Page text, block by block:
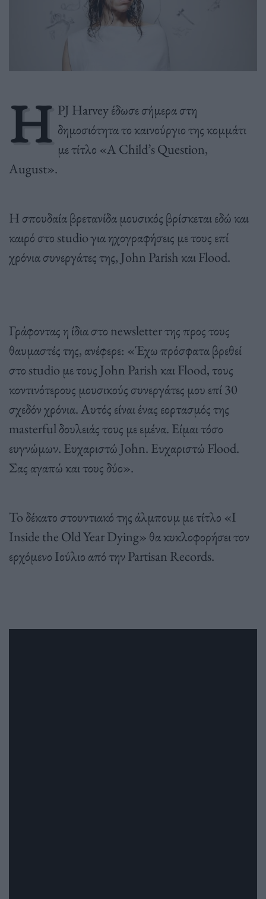
Η PJ Harvey έδωσε σήμερα στη
δημοσιότητα το καινούργιο της κομμάτι
με τίτλο «A Child’s Question,
August».
H σπουδαία βρετανίδα μουσικός βρίσκεται εδώ και
καιρό στο studio για ηχογραφήσεις με τους επί
χρόνια συνεργάτες της, John Parish και Flood.
Γράφοντας η ίδια στο newsletter της προς τους
θαυμαστές της, ανέφερε: «Έχω πρόσφατα βρεθεί
στο studio με τους John Parish και Flood, τους
κοντινότερους μουσικούς συνεργάτες μου επί 30
σχεδόν χρόνια. Αυτός είναι ένας εορτασμός της
masterful δουλειάς τους με εμένα. Είμαι τόσο
ευγνώμων. Ευχαριστώ John. Ευχαριστώ Flood.
Σας αγαπώ και τους δύο».
To δέκατο στουντιακό της άλμπουμ με τίτλο «I
Inside the Old Year Dying» θα κυκλοφορήσει τον
ερχόμενο Ιούλιο από την Partisan Records.